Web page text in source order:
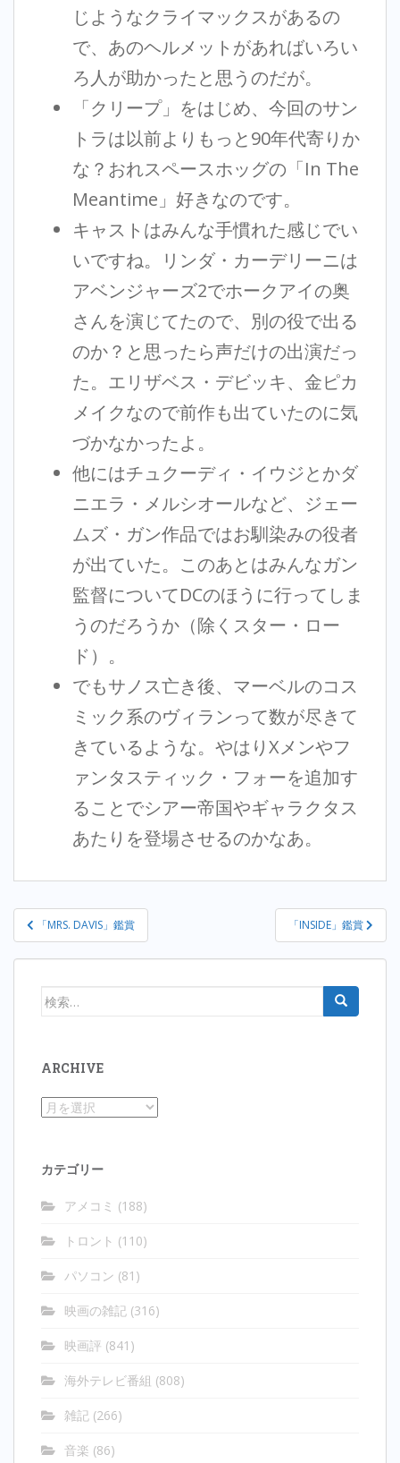
じようなクライマックスがあるの
で、あのヘルメットがあればいろい
ろ人が助かったと思うのだが。
「クリープ」をはじめ、今回のサン
トラは以前よりもっと90年代寄りか
な？おれスペースホッグの「In The
Meantime」好きなのです。
キャストはみんな手慣れた感じでい
いですね。リンダ・カーデリーニは
アベンジャーズ2でホークアイの奥
さんを演じてたので、別の役で出る
のか？と思ったら声だけの出演だっ
た。エリザベス・デビッキ、金ピカ
メイクなので前作も出ていたのに気
づかなかったよ。
他にはチュクーディ・イウジとかダ
ニエラ・メルシオールなど、ジェー
ムズ・ガン作品ではお馴染みの役者
が出ていた。このあとはみんなガン
監督についてDCのほうに行ってしま
うのだろうか（除くスター・ロー
ド）。
でもサノス亡き後、マーベルのコス
ミック系のヴィランって数が尽きて
きているような。やはりXメンやフ
ァンタスティック・フォーを追加す
ることでシアー帝国やギャラクタス
あたりを登場させるのかなあ。
投
稿
ナ
「MRS. DAVIS」鑑賞 「INSIDE」鑑賞
検
ARCHIVE
Archive
カテゴリー
アメコミ (188)
トロント (110)
パソコン (81)
映画の雑記 (316)
映画評 (841)
海外テレビ番組 (808)
雑記 (266)
音楽 (86)